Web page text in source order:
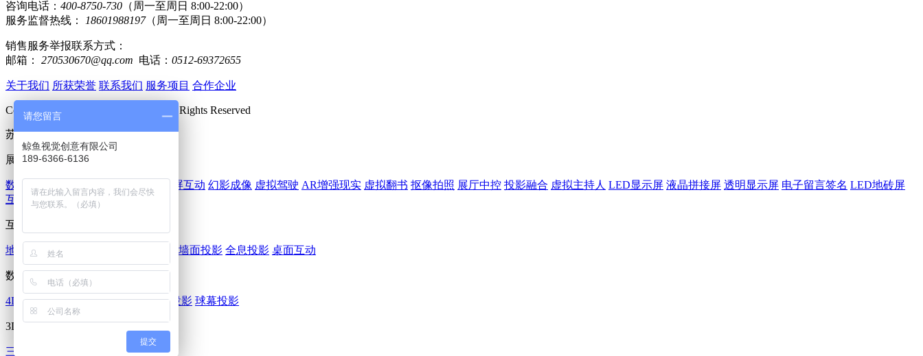
咨询电话： 400-8750-730 （周一至周日 8:00-22:00）
服务监督热线：
18601988197（周一至周日 8:00-22:00）
销售服务举报联系方式：
邮箱： 270530670@qq.com 电话： 0512-69372655
关于我们 所获荣誉 联系我们 服务项目 合作企业
Copyright 2018 www.huomi360.cn All Rights Reserved
苏ICP备15062489号-2
展厅多媒体：
数字展厅 AR大屏互动 幻影成像 虚拟驾驶 AR增强现实 虚拟翻书 抠像拍照 展厅中控 投影融合 虚拟主持人 LED显示屏 液晶拼接屏 透明显示屏 电子留言签名 LED地砖屏
互动滑轨屏
互动投影：
地面互动投影 墙面投影 全息投影 桌面互动
数字影院：
4D影院 沉浸式投影 弧幕影院 环幕投影 球幕投影
3D宣传片：
三维动画
请您留言
鲸鱼视觉创意有限公司
189-6366-6136
提交